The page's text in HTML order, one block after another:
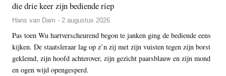
die drie keer zijn bediende riep
Hans van Dam - 2 augustus 2026
Pas toen Wu hartverscheurend begon te janken ging de bediende eens
kijken. De staatsleraar lag op z’n zij met zijn vuisten tegen zijn borst
geklemd, zijn hoofd achterover, zijn gezicht paarsblauw en zijn mond
en ogen wijd opengesperd.